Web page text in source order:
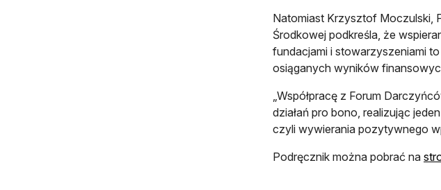
Natomiast Krzysztof Moczulski,
Środkowej podkreśla, że
fundacjami i stowarzyszeniami
osiąganych wyników
„Współpracę z Forum
działań pro bono, realizując
czyli wywierania pozytywnego
Podręcznik można pobrać na